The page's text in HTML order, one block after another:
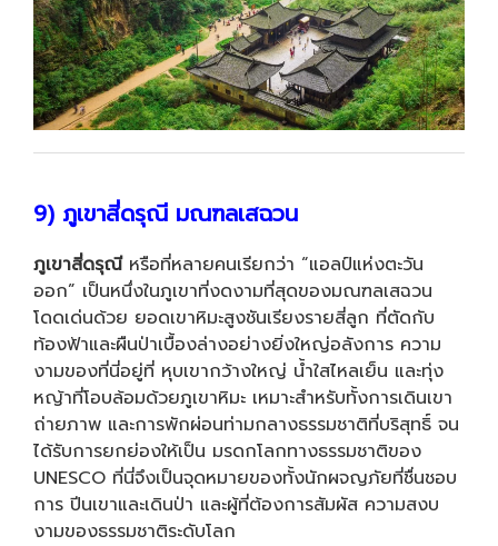
9) ภูเขาสี่ดรุณี มณฑลเสฉวน
ภูเขาสี่ดรุณีหรือที่หลายคนเรียกว่า “แอลป์แห่งตะวัน
ออก” เป็นหนึ่งในภูเขาที่งดงามที่สุดของมณฑลเสฉวน
โดดเด่นด้วย ยอดเขาหิมะสูงชันเรียงรายสี่ลูก ที่ตัดกับ
ท้องฟ้าและผืนป่าเบื้องล่างอย่างยิ่งใหญ่อลังการ ความ
งามของที่นี่อยู่ที่ หุบเขากว้างใหญ่ น้ำใสไหลเย็น และทุ่ง
หญ้าที่โอบล้อมด้วยภูเขาหิมะ เหมาะสำหรับทั้งการเดินเขา
ถ่ายภาพ และการพักผ่อนท่ามกลางธรรมชาติที่บริสุทธิ์ จน
ได้รับการยกย่องให้เป็น มรดกโลกทางธรรมชาติของ
UNESCO ที่นี่จึงเป็นจุดหมายของทั้งนักผจญภัยที่ชื่นชอบ
การ ปีนเขาและเดินป่า และผู้ที่ต้องการสัมผัส ความสงบ
งามของธรรมชาติระดับโลก